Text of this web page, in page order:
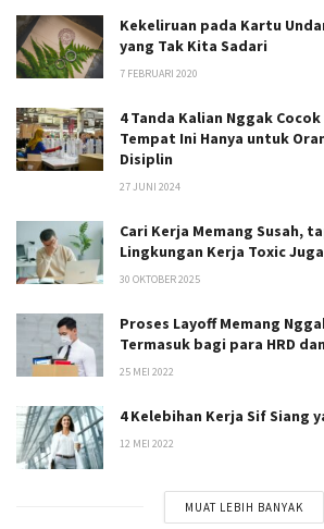
Kekeliruan pada Kartu
yang Tak Kita Sadari
7 FEBRUARI 2020
4 Tanda Kalian Nggak
Tempat Ini Hanya untuk
Disiplin
27 JUNI 2024
Cari Kerja Memang Susah,
Lingkungan Kerja Toxic
30 OKTOBER 2025
Proses Layoff Memang
Termasuk bagi para HRD
25 MEI 2022
4 Kelebihan Kerja Sif Siang
12 MEI 2022
MUAT LEBIH BANYAK